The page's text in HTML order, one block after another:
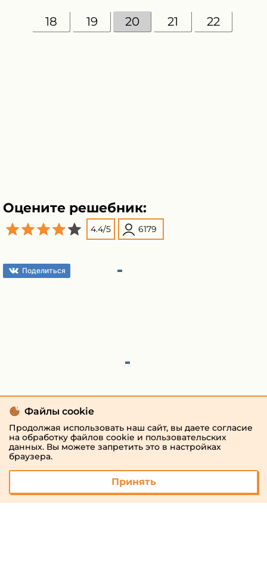
18 19 20 21 22
Оцените решебник:
4.4/5 6179
Поделиться
Файлы cookie
Продолжая использовать наш сайт, вы даете согласие
на обработку файлов cookie и пользовательских
данных. Вы можете запретить это в настройках
браузера.
Принять